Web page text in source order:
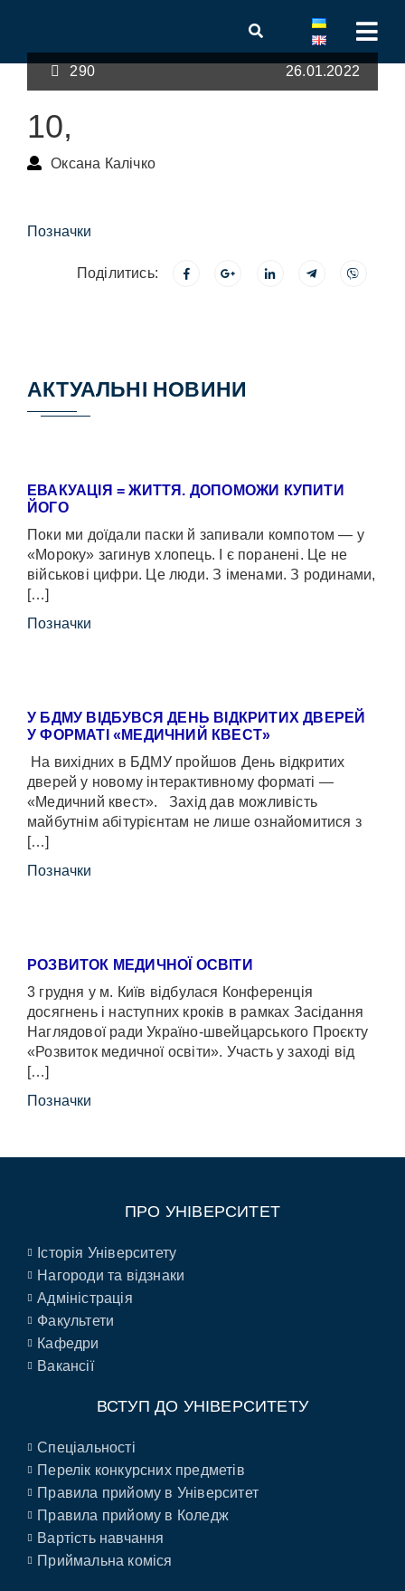
290 26.01.2022
10,
Оксана Калічко
Позначки
Поділитись:
АКТУАЛЬНІ НОВИНИ
ЕВАКУАЦІЯ = ЖИТТЯ. ДОПОМОЖИ КУПИТИ
ЙОГО
Поки ми доїдали паски й запивали компотом — у
«Мороку» загинув хлопець. І є поранені. Це не
військові цифри. Це люди. З іменами. З родинами,
[…]
Позначки
У БДМУ ВІДБУВСЯ ДЕНЬ ВІДКРИТИХ ДВЕРЕЙ
У ФОРМАТІ «МЕДИЧНИЙ КВЕСТ»
На вихідних в БДМУ пройшов День відкритих
дверей у новому інтерактивному форматі —
«Медичний квест». Захід дав можливість
майбутнім абітурієнтам не лише ознайомитися з
[…]
Позначки
РОЗВИТОК МЕДИЧНОЇ ОСВІТИ
3 грудня у м. Київ відбулася Конференція
досягнень і наступних кроків в рамках Засідання
Наглядової ради Україно-швейцарського Проєкту
«Розвиток медичної освіти». Участь у заході від
[…]
Позначки
ПРО УНІВЕРСИТЕТ
Історія Університету
Нагороди та відзнаки
Адміністрація
Факультети
Кафедри
Вакансії
ВСТУП ДО УНІВЕРСИТЕТУ
Спеціальності
Перелік конкурсних предметів
Правила прийому в Університет
Правила прийому в Коледж
Вартість навчання
Приймальна коміся